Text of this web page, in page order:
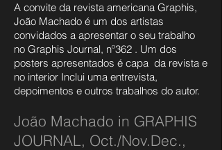
A convite da revista americana Graphis,
João Machado é um dos artistas
convidados a apresentar o seu trabalho
no Graphis Journal, nº362 . Um dos
posters apresentados é capa da revista e
no interior Inclui uma entrevista,
depoimentos e outros trabalhos do autor.
João Machado in GRAPHIS
JOURNAL, Oct./Nov.Dec.,